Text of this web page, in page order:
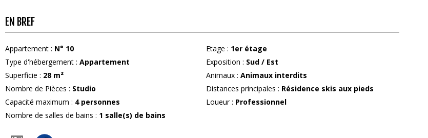
EN BREF
Appartement : N° 10
Type d'hébergement : Appartement
Superficie : 28 m²
Nombre de Pièces : Studio
Capacité maximum : 4 personnes
Nombre de salles de bains : 1 salle(s) de bains
Etage : 1er étage
Exposition : Sud / Est
Animaux : Animaux interdits
Distances principales : Résidence skis aux pieds
Loueur: Professionnel